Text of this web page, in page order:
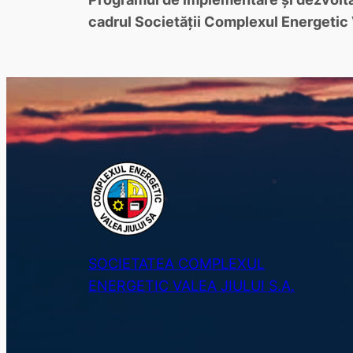
cadrul Societăţii Complexul Energetic
SOCIETATEA COMPLEXUL
ENERGETIC VALEA JIULUI S.A.